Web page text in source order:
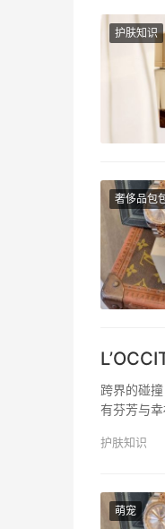
护肤知识
奢侈品包
跨界的碰
有芬芳与
护肤知识
萌宠